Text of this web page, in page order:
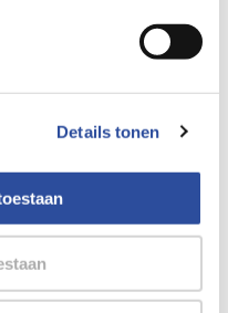
Details tonen
conditioner travel size
conditioner.